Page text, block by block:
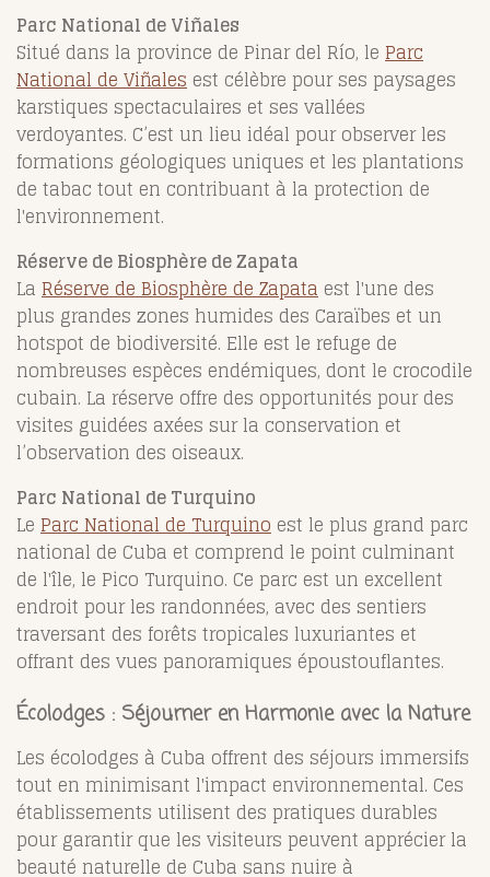
Parc National de Viñales
Situé dans la province de Pinar del Río, le Parc
National de Viñales est célèbre pour ses paysages
karstiques spectaculaires et ses vallées
verdoyantes. C’est un lieu idéal pour observer les
formations géologiques uniques et les plantations
de tabac tout en contribuant à la protection de
l'environnement.
Réserve de Biosphère de Zapata
La Réserve de Biosphère de Zapata est l'une des
plus grandes zones humides des Caraïbes et un
hotspot de biodiversité. Elle est le refuge de
nombreuses espèces endémiques, dont le crocodile
cubain. La réserve offre des opportunités pour des
visites guidées axées sur la conservation et
l’observation des oiseaux.
Parc National de Turquino
Le Parc National de Turquino est le plus grand parc
national de Cuba et comprend le point culminant
de l'île, le Pico Turquino. Ce parc est un excellent
endroit pour les randonnées, avec des sentiers
traversant des forêts tropicales luxuriantes et
offrant des vues panoramiques époustouflantes.
Écolodges : Séjourner en Harmonie avec la Nature
Les écolodges à Cuba offrent des séjours immersifs
tout en minimisant l'impact environnemental. Ces
établissements utilisent des pratiques durables
pour garantir que les visiteurs peuvent apprécier la
beauté naturelle de Cuba sans nuire à